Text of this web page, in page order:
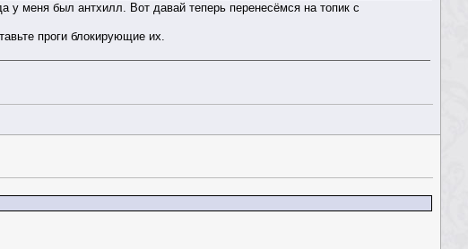
у меня был антхилл. Вот давай теперь перенесёмся на топик с
проги блокирующие их.